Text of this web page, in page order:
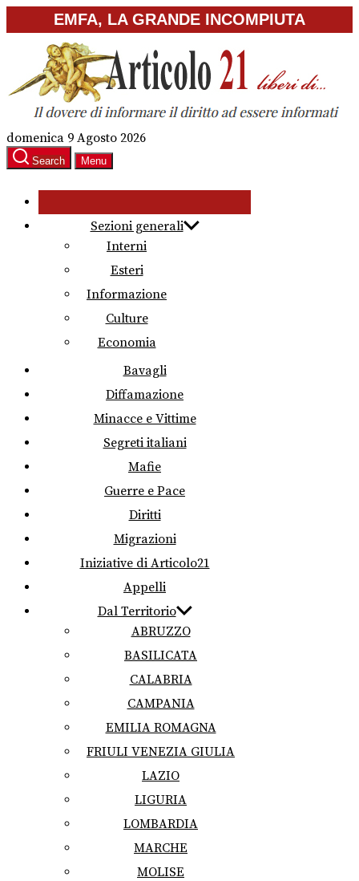
to
content
EMFA, LA GRANDE INCOMPIUTA
domenica 9 Agosto 2026
Search Menu
Sezioni generali
Interni
Esteri
Informazione
Culture
Economia
Bavagli
Diffamazione
Minacce e Vittime
Segreti italiani
Mafie
Guerre e Pace
Diritti
Migrazioni
Iniziative di Articolo21
Appelli
Dal Territorio
ABRUZZO
BASILICATA
CALABRIA
CAMPANIA
EMILIA ROMAGNA
FRIULI VENEZIA GIULIA
LAZIO
LIGURIA
LOMBARDIA
MARCHE
MOLISE